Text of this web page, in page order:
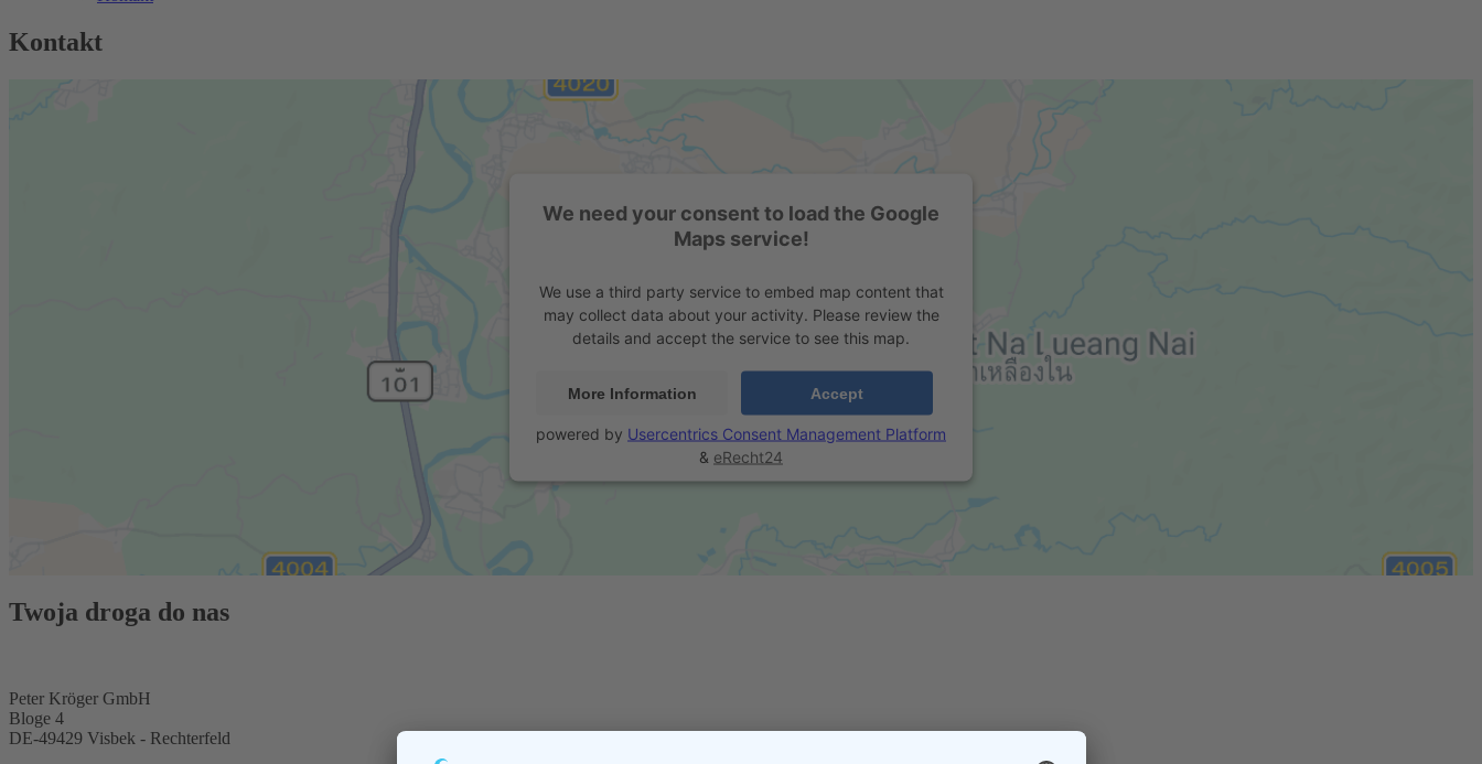
Kontakt
We need your consent to load the Google
Maps service!
We use a third party service to embed map content that
may collect data about your activity. Please review the
details and accept the service to see this map.
More Information Accept
powered by Usercentrics Consent Management Platform
& eRecht24
Twoja droga do nas
Peter Kröger GmbH
Bloge 4
DE-49429 Visbek - Rechterfeld